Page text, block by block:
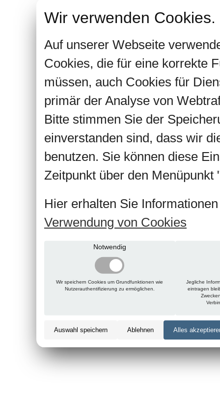
Wir verwenden Cookies.
Auf unserer Webseite
Cookies, die für eine korrekte
müssen, auch Cookies für
primär der Analyse von
Bitte stimmen Sie der
einverstanden sind, dass wir
benutzen. Sie können diese
Zeitpunkt über den Menüpunkt
Hier erhalten Sie
Verwendung von Cookies
Notwendig
Wir speichern Cookies um Grundfunktionen wie
Nutzerauthentifizierung zu ermöglichen.
Jegliche
eintragen
Auswahl speichern Ablehnen Alles